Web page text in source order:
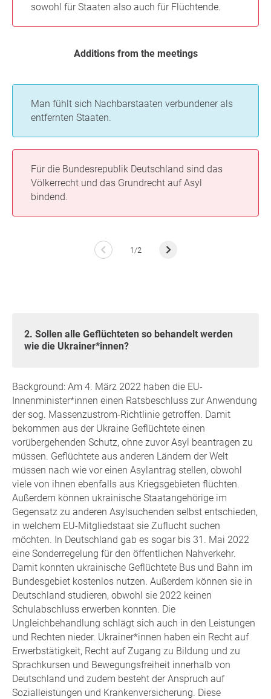
sowohl für Staaten also auch für Flüchtende.
Additions from the meetings
Man fühlt sich Nachbarstaaten verbundener als
entfernten Staaten.
Für die Bundesrepublik Deutschland sind das
Völkerrecht und das Grundrecht auf Asyl
bindend.
1/2
2. Sollen alle Geflüchteten so behandelt werden
wie die Ukrainer*innen?
Background: Am 4. März 2022 haben die EU-
Innenminister*innen einen Ratsbeschluss zur Anwendung
der sog. Massenzustrom-Richtlinie getroffen. Damit
bekommen aus der Ukraine Geflüchtete einen
vorübergehenden Schutz, ohne zuvor Asyl beantragen zu
müssen. Geflüchtete aus anderen Ländern der Welt
müssen nach wie vor einen Asylantrag stellen, obwohl
viele von ihnen ebenfalls aus Kriegsgebieten flüchten.
Außerdem können ukrainische Staatangehörige im
Gegensatz zu anderen Asylsuchenden selbst entschieden,
in welchem EU-Mitgliedstaat sie Zuflucht suchen
möchten. In Deutschland gab es sogar bis 31. Mai 2022
eine Sonderregelung für den öffentlichen Nahverkehr.
Damit konnten ukrainische Geflüchtete Bus und Bahn im
Bundesgebiet kostenlos nutzen. Außerdem können sie in
Deutschland studieren, obwohl sie 2022 keinen
Schulabschluss erwerben konnten. Die
Ungleichbehandlung schlägt sich auch in den Leistungen
und Rechten nieder. Ukrainer*innen haben ein Recht auf
Erwerbstätigkeit, Recht auf Zugang zu Bildung und zu
Sprachkursen und Bewegungsfreiheit innerhalb von
Deutschland und zudem besteht der Anspruch auf
Sozialleistungen und Krankenversicherung. Diese